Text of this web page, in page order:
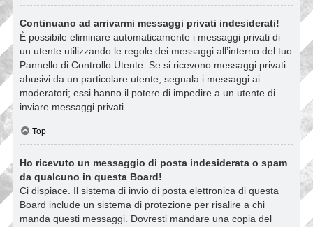
Continuano ad arrivarmi messaggi privati indesiderati!
È possibile eliminare automaticamente i messaggi privati ​​di
un utente utilizzando le regole dei messaggi all’interno del tuo
Pannello di Controllo Utente. Se si ricevono messaggi privati ​​
abusivi da un particolare utente, segnala i messaggi ai
moderatori; essi hanno il potere di impedire a un utente di
inviare messaggi privati​​.
Top
Ho ricevuto un messaggio di posta indesiderata o spam
da qualcuno in questa Board!
Ci dispiace. Il sistema di invio di posta elettronica di questa
Board include un sistema di protezione per risalire a chi
manda questi messaggi. Dovresti mandare una copia del